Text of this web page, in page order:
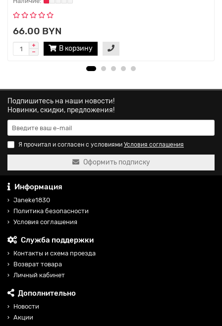
66.00 BYN
В корзину
Подпишитесь на наши новости!
Новинки, скидки, предложения!
Я прочитал и согласен с условиями Условия соглашения
Оформить подписку
Информация
Janeke1830
Политика безопасности
Условия соглашения
Служба поддержки
Контакты и схема проезда
Возврат товара
Личный кабинет
Дополнительно
Новости
Акции